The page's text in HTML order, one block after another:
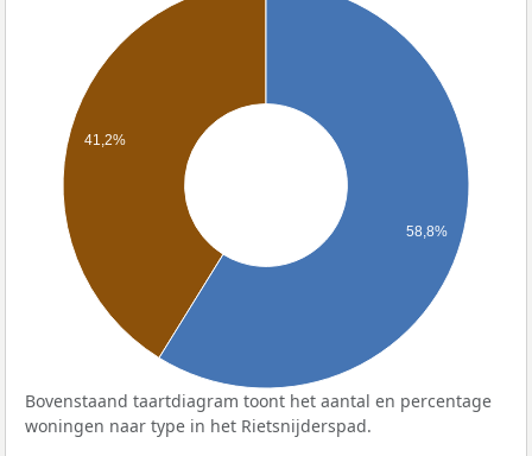
41,2%
58,8%
Bovenstaand taartdiagram toont het aantal en percentage
woningen naar type in het Rietsnijderspad.